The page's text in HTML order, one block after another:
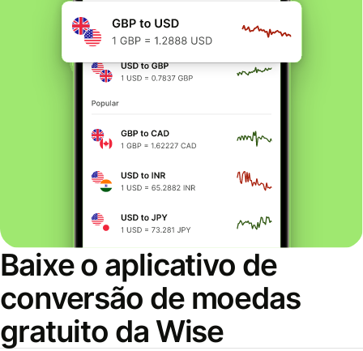
Baixe o aplicativo de
conversão de moedas
gratuito da Wise